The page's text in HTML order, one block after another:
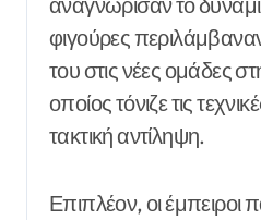
φιγούρες
του στις νέες ομάδες
οποίος τόνιζε τις
τακτική αντίληψη.
Επιπλέον, οι έμπειροι